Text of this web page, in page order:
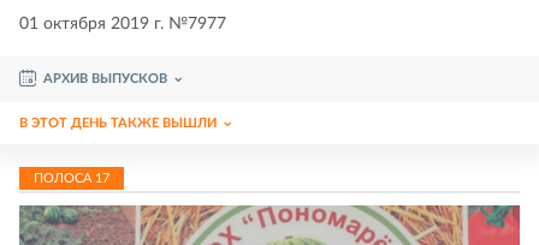
01 октября 2019 г. №7977
АРХИВ ВЫПУСКОВ
В ЭТОТ ДЕНЬ ТАКЖЕ ВЫШЛИ
ПОЛОСА 17